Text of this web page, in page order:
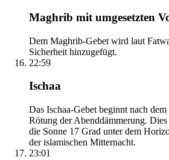
Maghrib mit umgesetzten
Dem Maghrib-Gebet wird laut
Sicherheit hinzugefügt.
22:59
Ischaa
Das Ischaa-Gebet beginnt nach
Rötung der Abenddämmerung.
die Sonne 17 Grad unter dem
der islamischen Mitternacht.
23:01